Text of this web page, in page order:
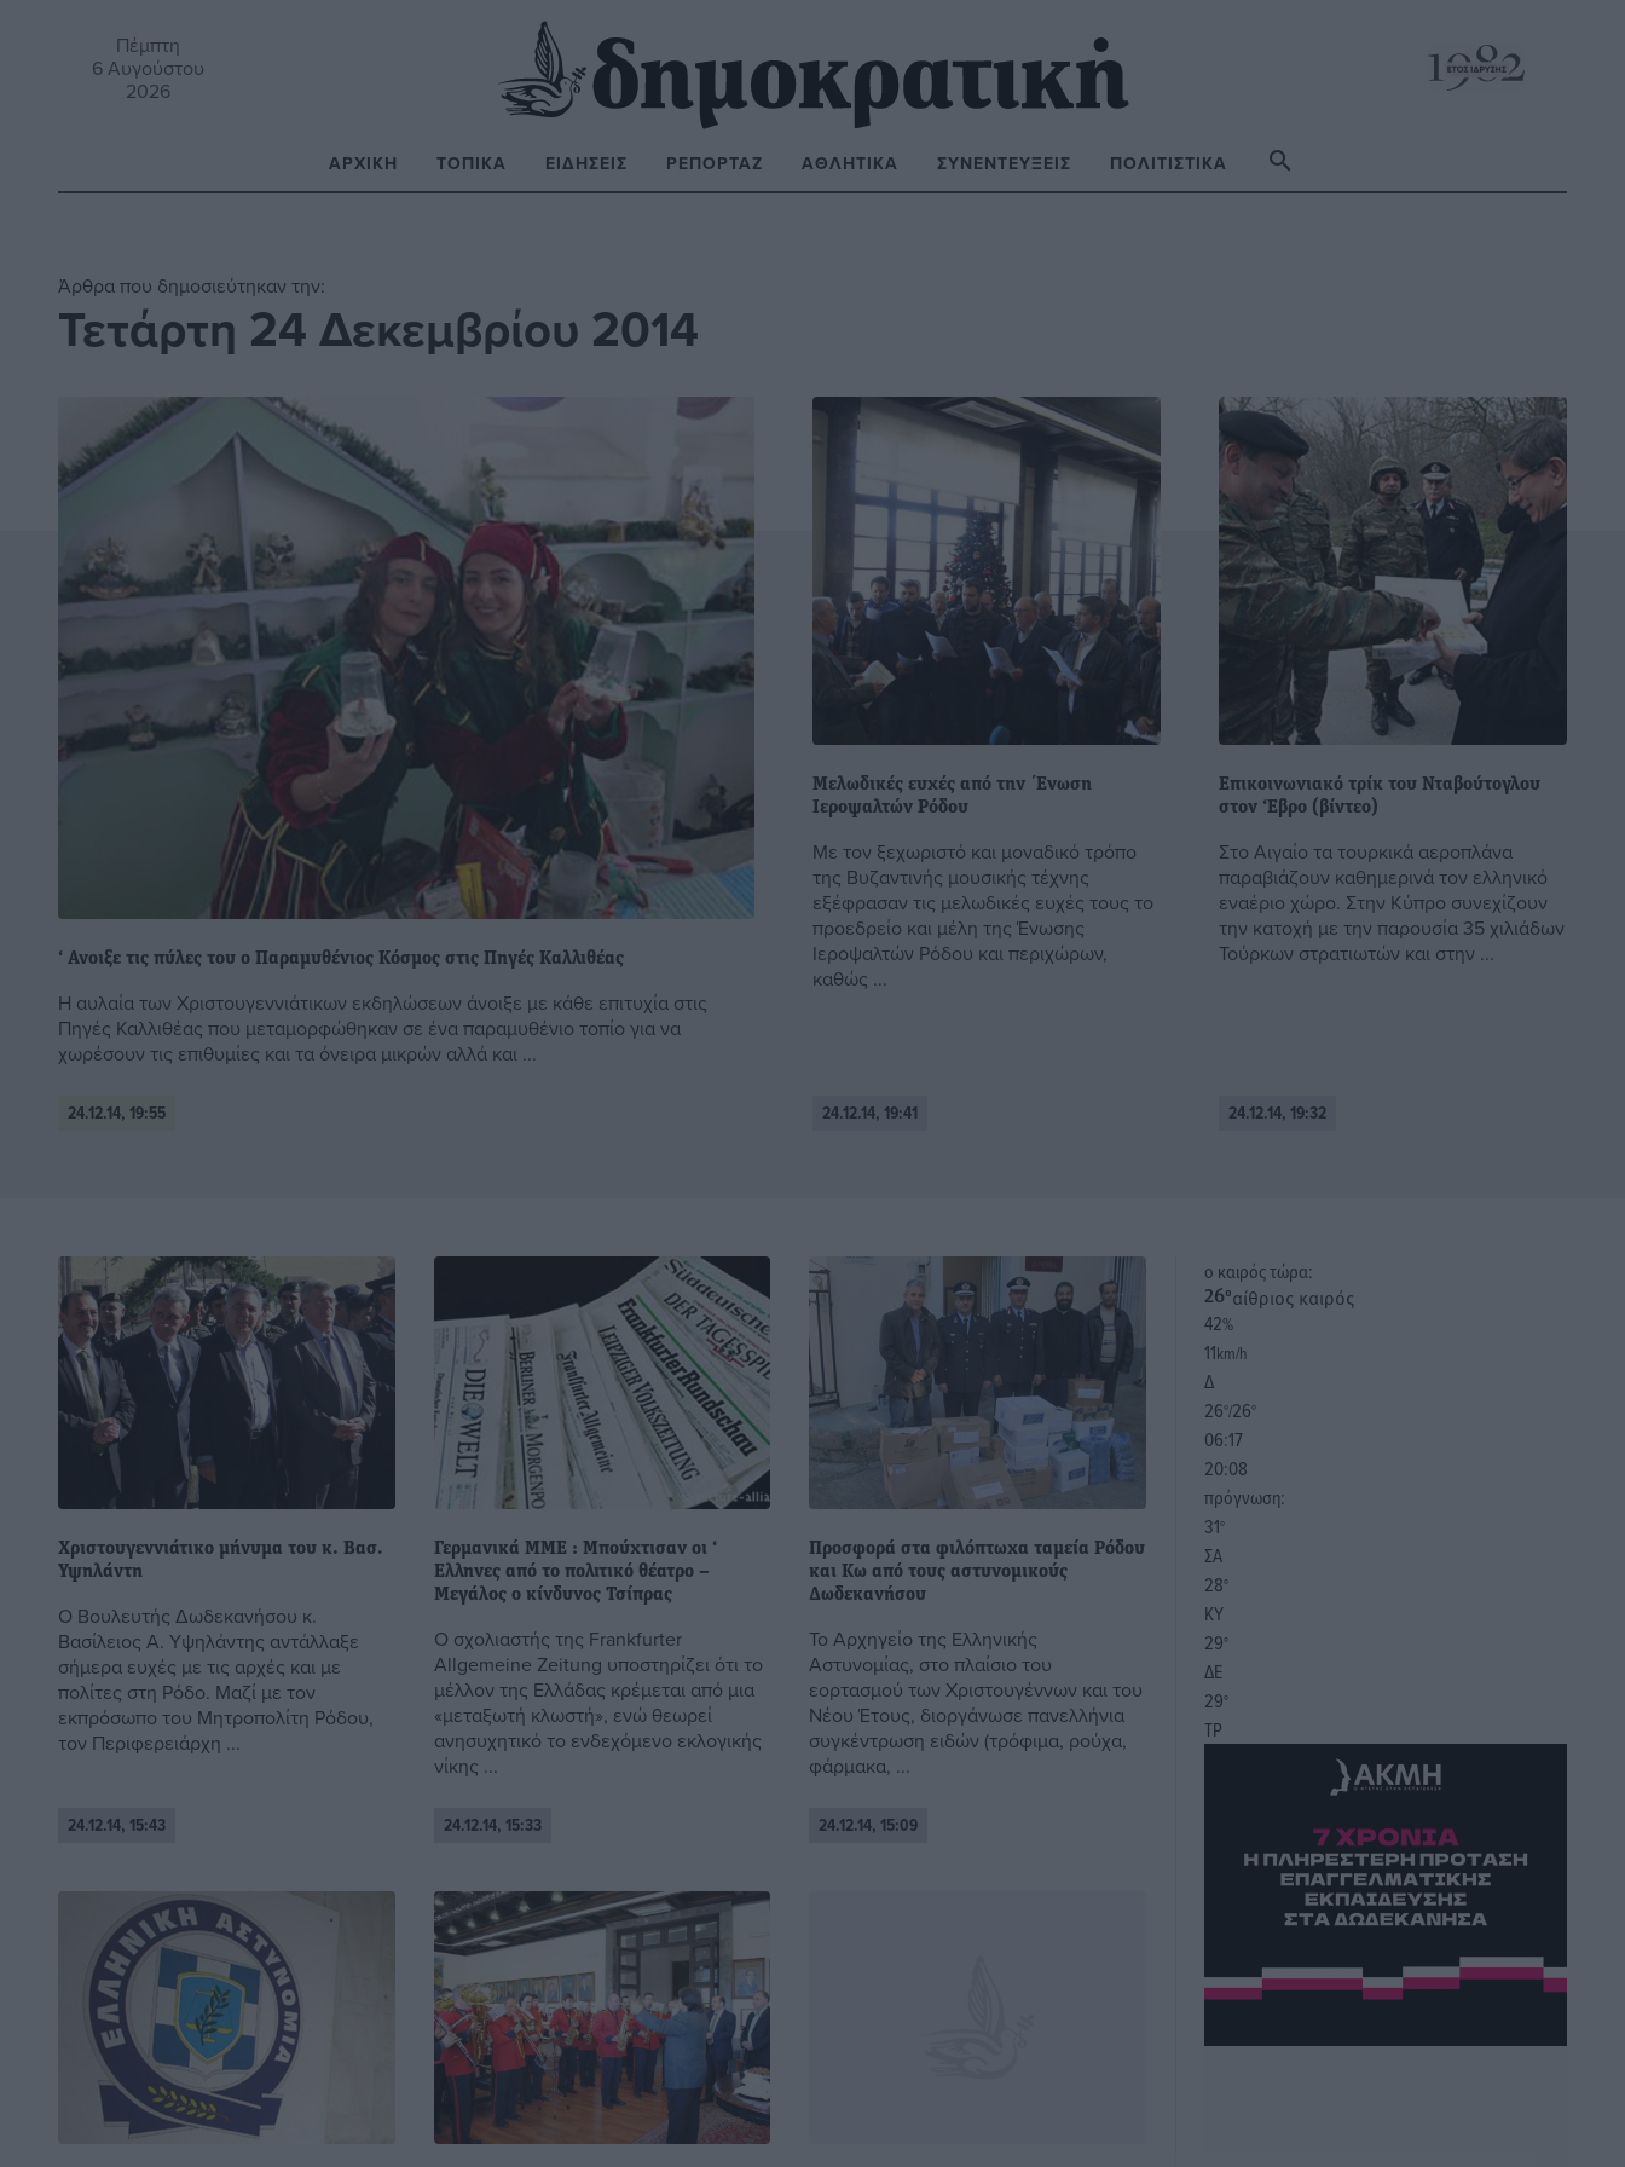
Πέμπτη
6 Αυγούστου
2026
ΑΡΧΙΚΉ ΤΟΠΙΚΆ ΕΙΔΉΣΕΙΣ ΡΕΠΟΡΤΆΖ ΑΘΛΗΤΙΚΆ ΣΥΝΕΝΤΕΎΞΕΙΣ ΠΟΛΙΤΙΣΤΙΚΆ
Άρθρα που δημοσιεύτηκαν την:
Τετάρτη 24 Δεκεμβρίου 2014
‘ Ανοιξε τις πύλες του ο Παραμυθένιος Κόσμος στις Πηγές Καλλιθέας
Η αυλαία των Χριστουγεννιάτικων εκδηλώσεων άνοιξε με κάθε επιτυχία στις
Πηγές Καλλιθέας που μεταμορφώθηκαν σε ένα παραμυθένιο τοπίο για να
χωρέσουν τις επιθυμίες και τα όνειρα μικρών αλλά και ...
24.12.14, 19:55
Mελωδικές ευχές από την ΄Ενωση
Ιεροψαλτών Ρόδου
Με τον ξεχωριστό και μοναδικό τρόπο
της Βυζαντινής μουσικής τέχνης
εξέφρασαν τις μελωδικές ευχές τους το
προεδρείο και μέλη της Ένωσης
Ιεροψαλτών Ρόδου και περιχώρων,
καθώς ...
24.12.14, 19:41
Επικοινωνιακό τρίκ του Νταβούτογλου
στον ‘Εβρο (βίντεο)
Στο Αιγαίο τα τουρκικά αεροπλάνα
παραβιάζουν καθημερινά τον ελληνικό
εναέριο χώρο. Στην Κύπρο συνεχίζουν
την κατοχή με την παρουσία 35 χιλιάδων
Τούρκων στρατιωτών και στην ...
24.12.14, 19:32
Χριστουγεννιάτικο μήνυμα του κ. Βασ.
Υψηλάντη
Ο Βουλευτής Δωδεκανήσου κ.
Βασίλειος Α. Υψηλάντης αντάλλαξε
σήμερα ευχές με τις αρχές και με
πολίτες στη Ρόδο. Μαζί με τον
εκπρόσωπο του Μητροπολίτη Ρόδου,
τον Περιφερειάρχη ...
24.12.14, 15:43
Γερμανικά ΜΜΕ : Μπούχτισαν οι ‘
Ελληνες από το πολιτικό θέατρο –
Μεγάλος ο κίνδυνος Τσίπρας
Ο σχολιαστής της Frankfurter
Allgemeine Zeitung υποστηρίζει ότι το
μέλλον της Ελλάδας κρέμεται από μια
«μεταξωτή κλωστή», ενώ θεωρεί
ανησυχητικό το ενδεχόμενο εκλογικής
νίκης ...
24.12.14, 15:33
Προσφορά στα φιλόπτωχα ταμεία Ρόδου
και Κω από τους αστυνομικούς
Δωδεκανήσου
Το Αρχηγείο της Ελληνικής
Αστυνομίας, στο πλαίσιο του
εορτασμού των Χριστουγέννων και του
Νέου Έτους, διοργάνωσε πανελλήνια
συγκέντρωση ειδών (τρόφιμα, ρούχα,
φάρμακα, ...
24.12.14, 15:09
o καιρός τώρα:
26°αίθριος καιρός
42%
11km/h
Δ
26°/26°
06:17
20:08
πρόγνωση:
31°
ΣΑ
28°
ΚΥ
29°
ΔΕ
29°
ΤΡ